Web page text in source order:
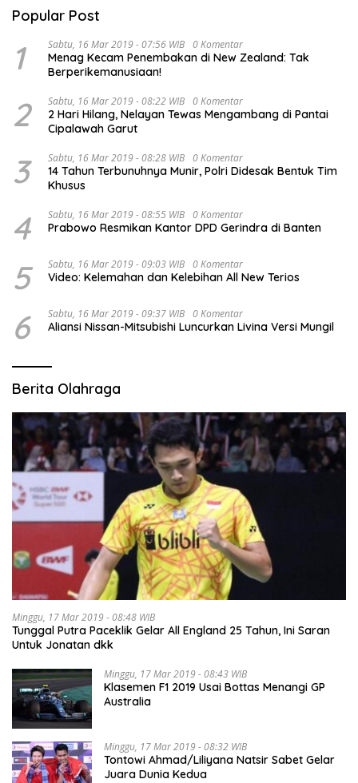
Popular Post
1 Sabtu, 16 Mar 2019 - 07:56 WIB 0 Komentar
Menag Kecam Penembakan di New Zealand: Tak
Berperikemanusiaan!
2 Sabtu, 16 Mar 2019 - 08:22 WIB 0 Komentar
2 Hari Hilang, Nelayan Tewas Mengambang di Pantai
Cipalawah Garut
3 Sabtu, 16 Mar 2019 - 08:28 WIB 0 Komentar
14 Tahun Terbunuhnya Munir, Polri Didesak Bentuk Tim
Khusus
4 Sabtu, 16 Mar 2019 - 08:55 WIB 0 Komentar
Prabowo Resmikan Kantor DPD Gerindra di Banten
5 Sabtu, 16 Mar 2019 - 09:03 WIB 0 Komentar
Video: Kelemahan dan Kelebihan All New Terios
6 Sabtu, 16 Mar 2019 - 09:37 WIB 0 Komentar
Aliansi Nissan-Mitsubishi Luncurkan Livina Versi Mungil
Berita Olahraga
Minggu, 17 Mar 2019 - 08:48 WIB
Tunggal Putra Paceklik Gelar All England 25 Tahun, Ini Saran
Untuk Jonatan dkk
Minggu, 17 Mar 2019 - 08:43 WIB
Klasemen F1 2019 Usai Bottas Menangi GP
Australia
Minggu, 17 Mar 2019 - 08:32 WIB
Tontowi Ahmad/Liliyana Natsir Sabet Gelar
Juara Dunia Kedua